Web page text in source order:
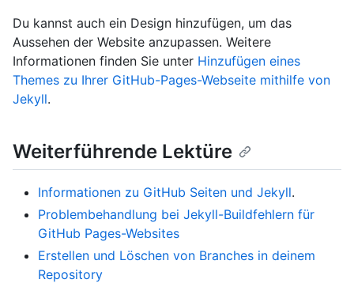
Du kannst auch ein Design hinzufügen, um das
Aussehen der Website anzupassen. Weitere
Informationen finden Sie unter Hinzufügen eines
Themes zu Ihrer GitHub-Pages-Webseite mithilfe von
Jekyll.
Weiterführende Lektüre
Informationen zu GitHub Seiten und Jekyll.
Problembehandlung bei Jekyll-Buildfehlern für
GitHub Pages-Websites
Erstellen und Löschen von Branches in deinem
Repository